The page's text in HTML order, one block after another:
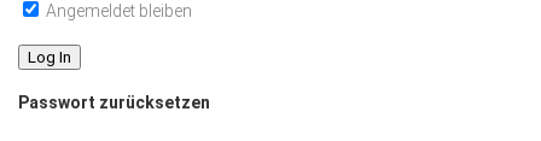
Angemeldet bleiben
Passwort zurücksetzen